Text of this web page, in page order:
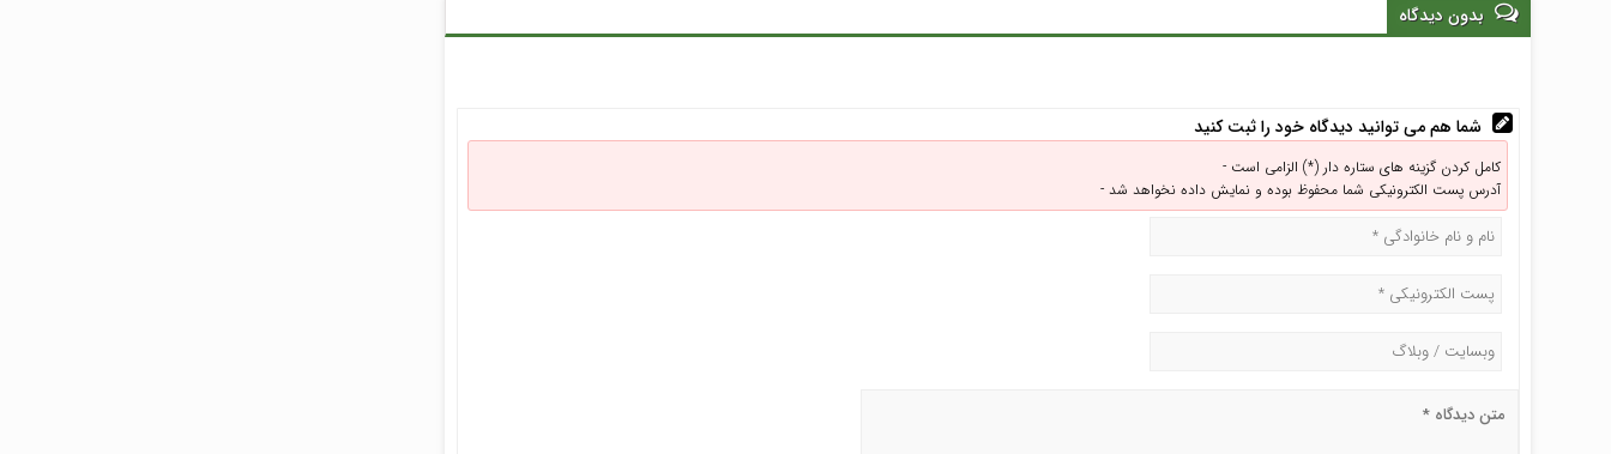
بدون دیدگاه
شما هم می توانید دیدگاه خود را ثبت کنید
کامل کردن گزینه های ستاره دار (*) الزامی است -
آدرس پست الکترونیکی شما محفوظ بوده و نمایش داده نخواهد شد -